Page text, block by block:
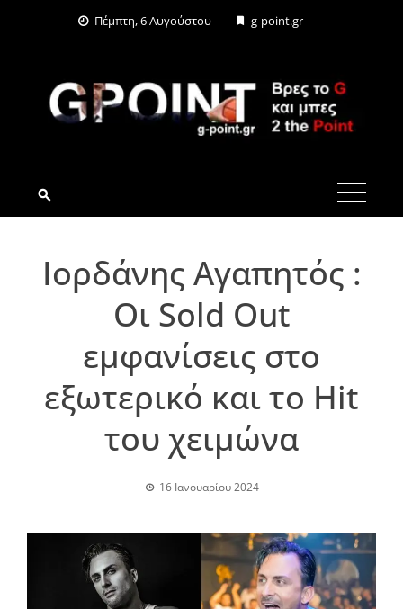
Πέμπτη, 6 Αυγούστου g-point.gr
G-POINT.GR
Ιορδάνης Αγαπητός :
Oι Sold Out
εμφανίσεις στο
εξωτερικό και το Hit
του χειμώνα
16 Ιανουαρίου 2024